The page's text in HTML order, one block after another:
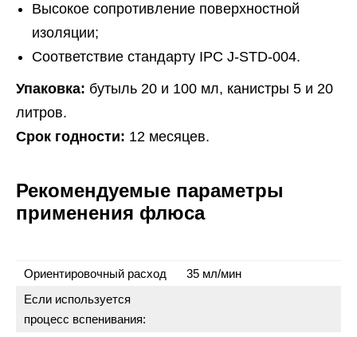
Высокое сопротивление поверхностной
изоляции;
Соответствие стандарту IPC J-STD-004.
Упаковка: бутыль 20 и 100 мл, канистры 5 и 20
литров.
Срок годности: 12 месяцев.
Рекомендуемые параметры
применения флюса
Ориентировочный расход
35 мл/мин
Если используется
процесс вспенивания: